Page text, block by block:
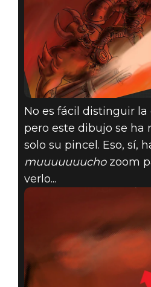
No es fácil distinguir la
pero este dibujo se ha
solo su pincel. Eso, sí,
muuuuuuuchozoom
verlo...